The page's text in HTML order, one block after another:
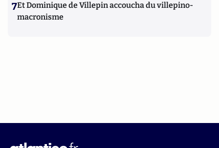
7Et Dominique de Villepin accoucha du villepino-
macronisme